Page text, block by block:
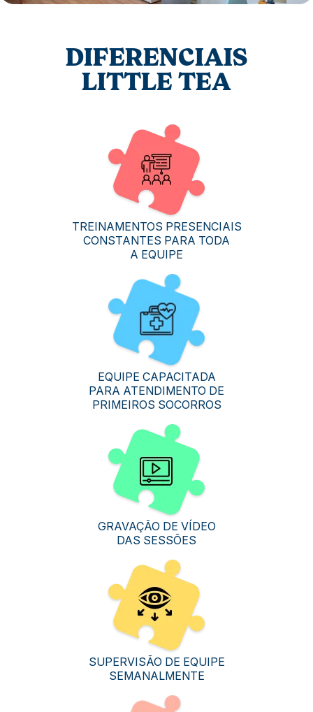
DIFERENCIAIS
LITTLE TEA
TREINAMENTOS PRESENCIAIS
CONSTANTES PARA TODA
A EQUIPE
EQUIPE CAPACITADA
PARA ATENDIMENTO DE
PRIMEIROS SOCORROS
GRAVAÇÃO DE VÍDEO
DAS SESSÕES
SUPERVISÃO DE EQUIPE
SEMANALMENTE